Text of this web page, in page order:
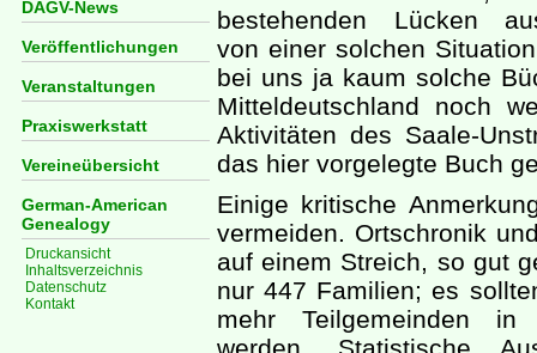
DAGV-News
Veröffentlichungen
Veranstaltungen
Praxiswerkstatt
Vereineübersicht
German-American
Genealogy
Druckansicht
Inhaltsverzeichnis
Datenschutz
Kontakt
bestehenden Lücken
von einer solchen
bei uns ja kaum solche
Mitteldeutschland noch
Aktivitäten des Saale-
das hier vorgelegte Buch
Einige kritische
vermeiden. Ortschronik
auf einem Streich, so gut
nur 447 Familien; es
mehr Teilgemeinden in